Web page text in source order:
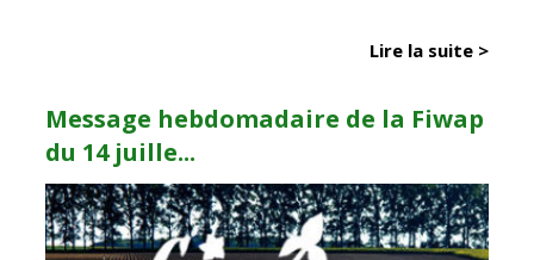
Lire la suite >
Message hebdomadaire de la Fiwap
du 14 juille...